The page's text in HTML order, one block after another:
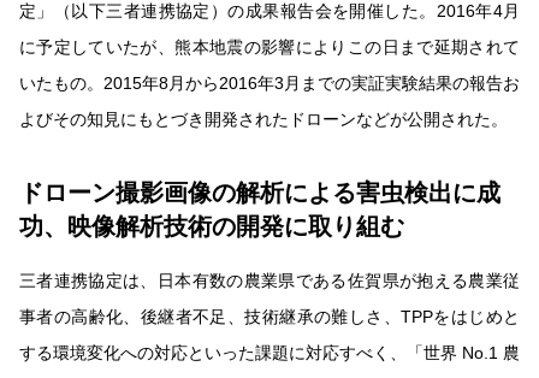
定」（以下三者連携協定）の成果報告会を開催した。2016年4月
に予定していたが、熊本地震の影響によりこの日まで延期されて
いたもの。2015年8月から2016年3月までの実証実験結果の報告お
よびその知見にもとづき開発されたドローンなどが公開された。
ドローン撮影画像の解析による害虫検出に成
功、映像解析技術の開発に取り組む
三者連携協定は、日本有数の農業県である佐賀県が抱える農業従
事者の高齢化、後継者不足、技術継承の難しさ、TPPをはじめと
する環境変化への対応といった課題に対応すべく、「世界 No.1 農